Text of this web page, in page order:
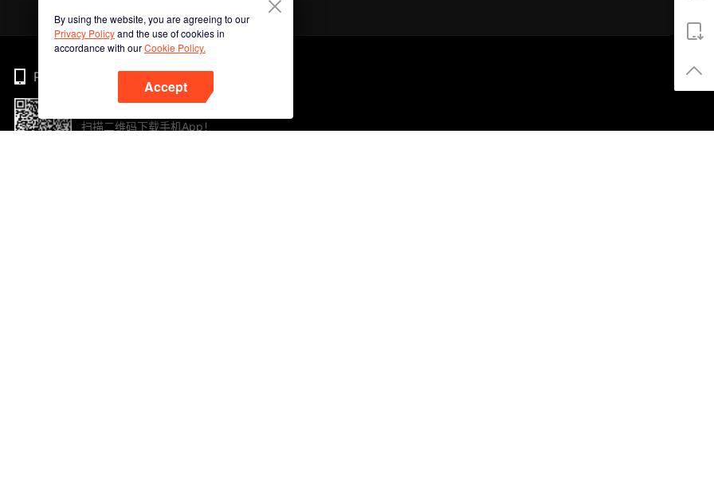
By using the website, you are agreeing to our
Privacy Policyand the use of cookies in
accordance with ourCookie Policy.
Accept
Phone
扫描二维码下载手机App！